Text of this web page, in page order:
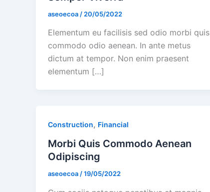
aseoecoa / 20/05/2022
Elementum eu facilisis sed odio morbi quis
commodo odio aenean. In ante metus
dictum at tempor. Non enim praesent
elementum […]
Construction, Financial
Morbi Quis Commodo Aenean
Odipiscing
aseoecoa /19/05/2022